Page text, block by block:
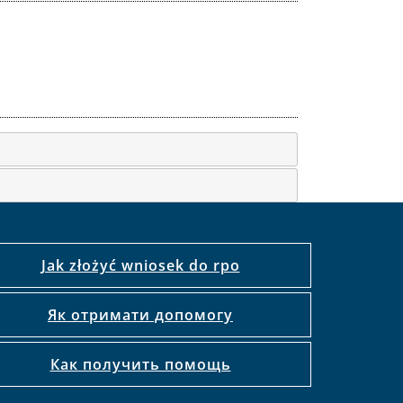
Jak złożyć wniosek do rpo
Як отримати допомогу
Как получить помощь